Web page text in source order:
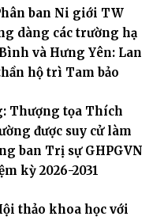
ban Ni giới TW
dàng các trường hạ
và Hưng Yên: Lan
hộ trì Tam bảo
Thượng tọa Thích
được suy cử làm
ban Trị sự GHPGVN
kỳ 2026-2031
thảo khoa học với